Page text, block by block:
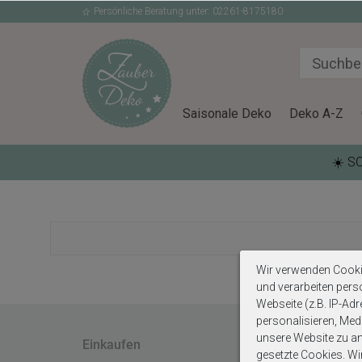
Persönliche Beratung unter: 02261-8175180
Saisonale Deko Deko A-Z
☀️
Einkaufen
Wir verwenden
und verarbeiten
Webseite (z.B. IP-
personalisieren,
unsere Website zu
gesetzte Cookies.